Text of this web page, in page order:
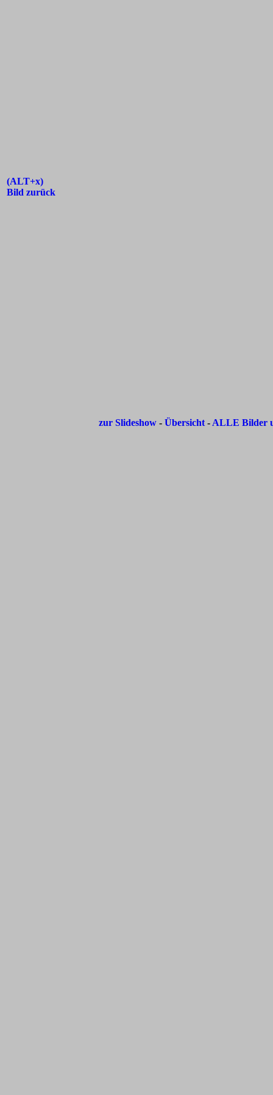
(ALT+x)
Bild zurück
zur Slideshow- Übersicht - ALLE Bilder